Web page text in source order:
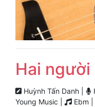
Hai
Huỳnh Tấn Danh |
Young Music |
Ebm |